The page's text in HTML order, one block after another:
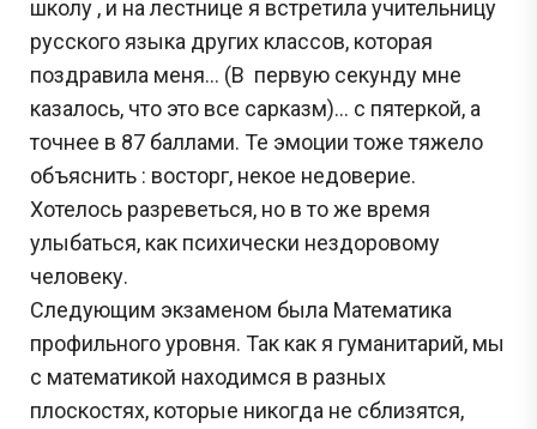
школу , и на лестнице я встретила учительницу
русского языка других классов, которая
поздравила меня… (В первую секунду мне
казалось, что это все сарказм)… с пятеркой, а
точнее в 87 баллами. Те эмоции тоже тяжело
объяснить : восторг, некое недоверие.
Хотелось разреветься, но в то же время
улыбаться, как психически нездоровому
человеку.
Следующим экзаменом была Математика
профильного уровня. Так как я гуманитарий, мы
с математикой находимся в разных
плоскостях, которые никогда не сблизятся,